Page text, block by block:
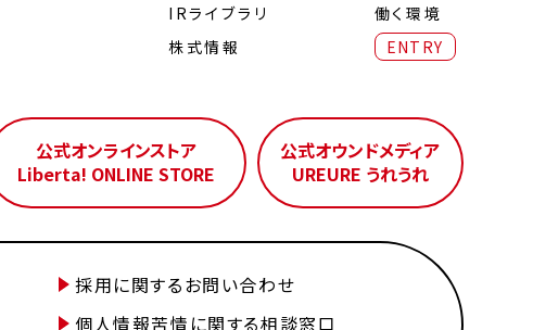
IRライブラリ
株式情報
働く環境
ENTRY
公式オンラインストア
Liberta! ONLINE STORE
公式オウンドメディア
UREURE うれうれ
採用に関するお問い合わせ
個人情報苦情に関する相談窓口